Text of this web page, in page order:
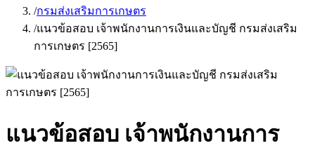
/กรมส่งเสริมการเกษตร
/แนวข้อสอบ เจ้าพนักงานการเงินและบัญชี กรมส่งเสริม
การเกษตร [2565]
แนวข้อสอบ เจ้าพนักงานการ